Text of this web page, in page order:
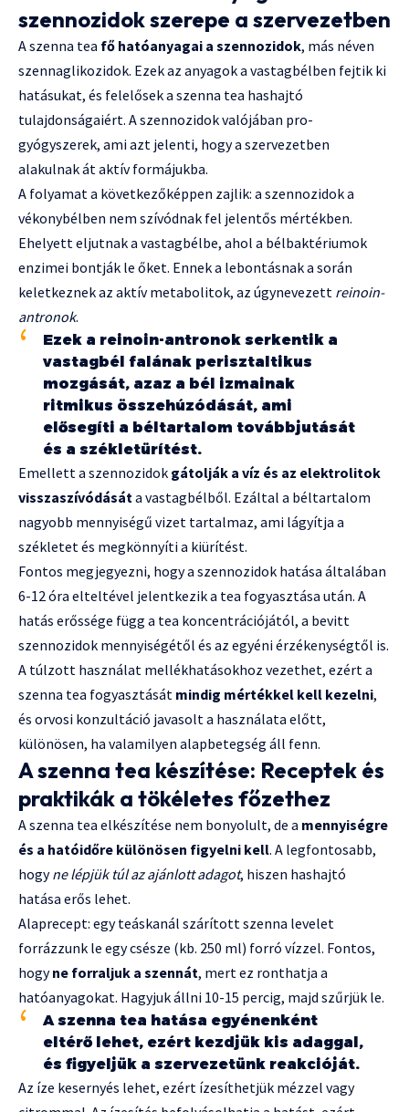
szennozidok szerepe a szervezetben
A szenna tea fő hatóanyagai a szennozidok, más néven
szennaglikozidok. Ezek az anyagok a vastagbélben fejtik ki
hatásukat, és felelősek a szenna tea hashajtó
tulajdonságaiért. A szennozidok valójában pro-
gyógyszerek, ami azt jelenti, hogy a szervezetben
alakulnak át aktív formájukba.
A folyamat a következőképpen zajlik: a szennozidok a
vékonybélben nem szívódnak fel jelentős mértékben.
Ehelyett eljutnak a vastagbélbe, ahol a bélbaktériumok
enzimei bontják le őket. Ennek a lebontásnak a során
keletkeznek az aktív metabolitok, az úgynevezett reinoin-
antronok.
Ezek a reinoin-antronok serkentik a
vastagbél falának perisztaltikus
mozgását, azaz a bél izmainak
ritmikus összehúzódását, ami
elősegíti a béltartalom továbbjutását
és a székletürítést.
Emellett a szennozidok gátolják a víz és az elektrolitok
visszaszívódásáta vastagbélből. Ezáltal a béltartalom
nagyobb mennyiségű vizet tartalmaz, ami lágyítja a
székletet és megkönnyíti a kiürítést.
Fontos megjegyezni, hogy a szennozidok hatása általában
6-12 óra elteltével jelentkezik a tea fogyasztása után. A
hatás erőssége függ a tea koncentrációjától, a bevitt
szennozidok mennyiségétől és az egyéni érzékenységtől is.
A túlzott használat mellékhatásokhoz vezethet, ezért a
szenna tea fogyasztását mindig mértékkel kell kezelni,
és orvosi konzultáció javasolt a használata előtt,
különösen, ha valamilyen alapbetegség áll fenn.
A szenna tea készítése: Receptek és
praktikák a tökéletes főzethez
A szenna tea elkészítése nem bonyolult, de a mennyiségre
és a hatóidőre különösen figyelni kell. A legfontosabb,
hogyne lépjük túl az ajánlott adagot, hiszen hashajtó
hatása erős lehet.
Alaprecept: egy teáskanál szárított szenna levelet
forrázzunk le egy csésze (kb. 250 ml) forró vízzel. Fontos,
hogyne forraljuk a szennát, mert ez ronthatja a
hatóanyagokat. Hagyjuk állni 10-15 percig, majd szűrjük le.
A szenna tea hatása egyénenként
eltérő lehet, ezért kezdjük kis adaggal,
és figyeljük a szervezetünk reakcióját.
Az íze kesernyés lehet, ezért ízesíthetjük mézzel vagy